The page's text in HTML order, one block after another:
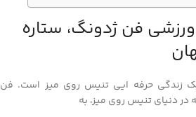
فن ژدونگ، ستاره
زندگی حرفه ایی تنیس روی میز است. فن
دنیای تنیس روی میز، به